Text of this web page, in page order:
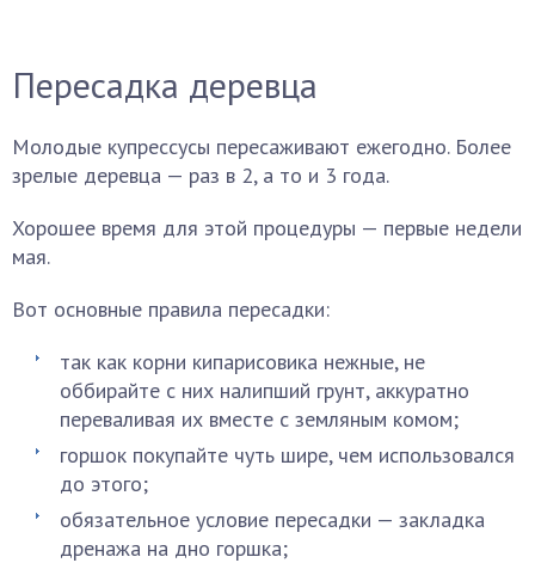
Пересадка деревца
Молодые купрессусы пересаживают ежегодно. Более
зрелые деревца — раз в 2, а то и 3 года.
Хорошее время для этой процедуры — первые недели
мая.
Вот основные правила пересадки:
так как корни кипарисовика нежные, не
оббирайте с них налипший грунт, аккуратно
переваливая их вместе с земляным комом;
горшок покупайте чуть шире, чем использовался
до этого;
обязательное условие пересадки — закладка
дренажа на дно горшка;